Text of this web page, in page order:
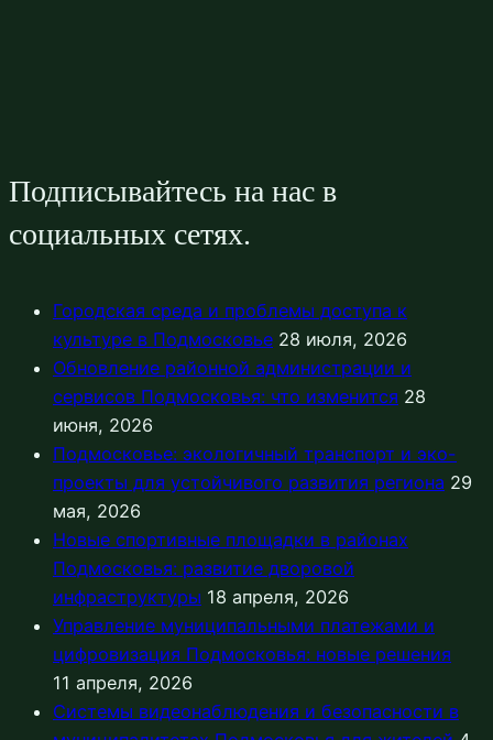
Подписывайтесь на нас в
социальных сетях.
Городская среда и проблемы доступа к
культуре в Подмосковье 28 июля, 2026
Обновление районной администрации и
сервисов Подмосковья: что изменится 28
июня, 2026
Подмосковье: экологичный транспорт и эко-
проекты для устойчивого развития региона 29
мая, 2026
Новые спортивные площадки в районах
Подмосковья: развитие дворовой
инфраструктуры 18 апреля, 2026
Управление муниципальными платежами и
цифровизация Подмосковья: новые решения
11 апреля, 2026
Системы видеонаблюдения и безопасности в